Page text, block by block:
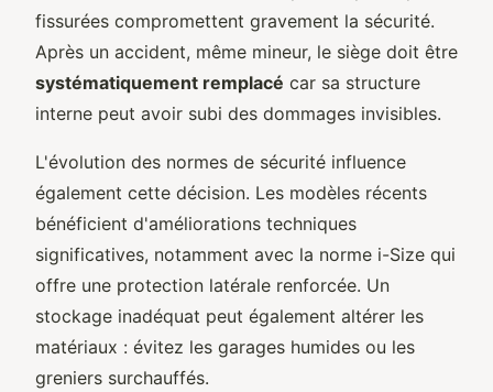
fissurées compromettent gravement la sécurité.
Après un accident, même mineur, le siège doit être
systématiquement remplacé car sa structure
interne peut avoir subi des dommages invisibles.
L'évolution des normes de sécurité influence
également cette décision. Les modèles récents
bénéficient d'améliorations techniques
significatives, notamment avec la norme i-Size qui
offre une protection latérale renforcée. Un
stockage inadéquat peut également altérer les
matériaux : évitez les garages humides ou les
greniers surchauffés.